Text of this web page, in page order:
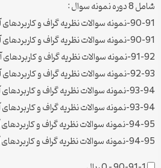
شامل 8 دوره نمونه سوال :
90-91-نمونه سوالات نظریه گراف و کاربردهای آن نیمسال اول
90-91-نمونه سوالات نظریه گراف و کاربردهای آن نمیسال دوم
91-92-نمونه سوالات نظریه گراف و کاربردهای آن نمیسال دوم
92-93-نمونه سوالات نظریه گراف و کاربردهای آن نمیسال اول
93-94-نمونه سوالات نظریه گراف و کاربردهای آن نمیسال دوم
93-94-نمونه سوالات نظریه گراف و کاربردهای آن نمیسال تابستان
94-95-نمونه سوالات نظریه گراف و کاربردهای آن نمیسال دوم
94-95-نمونه سوالات نظریه گراف و کاربردهای آن نمیسال تابستان